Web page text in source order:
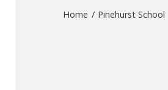
Home Pinehurst School